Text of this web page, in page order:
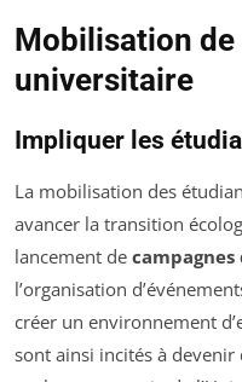
Mobilisation
universitaire
Impliquer les
La mobilisation des
avancer la transition
lancement de
l’organisation
créer un environnement
sont ainsi incités à devenir